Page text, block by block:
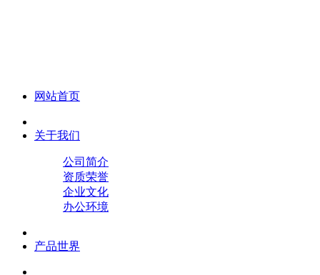
网站首页
关于我们
公司简介
资质荣誉
企业文化
办公环境
产品世界